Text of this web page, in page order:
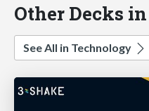
Other Decks
See All in Technology